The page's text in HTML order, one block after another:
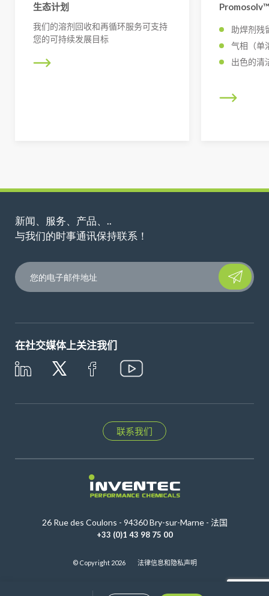
生态计划
我们的溶剂回收和再循环服务可支持
您的可持续发展目标
助焊剂残
气相（单
出色的清
新闻、服务、产品、..
与我们的时事通讯保持联系！
Please
在社交媒体上关注我们
联系我们
26 Rue des Coulons - 94360 Bry-sur-Marne - 法国
+33 (0)1 43 98 75 00
© Copyright 2026 法律信息和隐私声明